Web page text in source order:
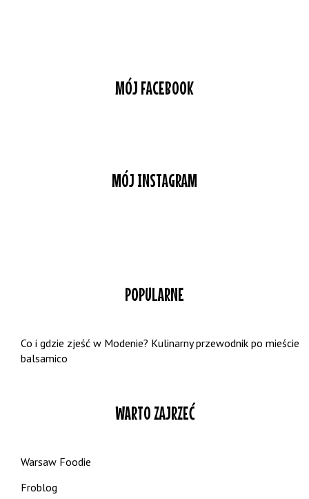
MÓJ FACEBOOK
MÓJ INSTAGRAM
POPULARNE
Co i gdzie zjeść w Modenie? Kulinarny przewodnik po mieście
balsamico
WARTO ZAJRZEĆ
Warsaw Foodie
Froblog